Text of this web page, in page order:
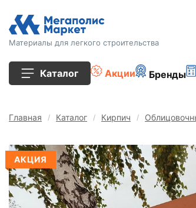
Материалы для легкого строительства
Каталог
Кирпич
Плиты перекрытия
Акции Бренды
Главная Каталог Кирпич
АКЦИЯ